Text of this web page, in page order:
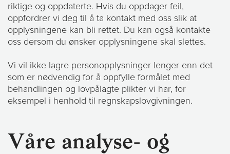
riktige og oppdaterte. Hvis du oppdager feil,
oppfordrer vi deg til å ta kontakt med oss slik at
opplysningene kan bli rettet. Du kan også kontakte
oss dersom du ønsker opplysningene skal slettes.
Vi vil ikke lagre personopplysninger lenger enn det
som er nødvendig for å oppfylle formålet med
behandlingen og lovpålagte plikter vi har, for
eksempel i henhold til regnskapslovgivningen.
Våre analyse- og